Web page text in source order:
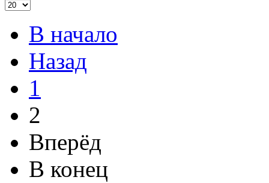
В начало
Назад
1
2
Вперёд
В конец